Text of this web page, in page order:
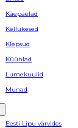
Käepaelad
Kellukesed
Klepsud
Küünlad
Lumekuulid
Munad
Eesti Lipu värvides